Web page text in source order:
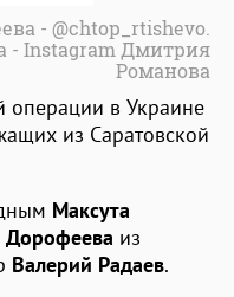
- @chtop_rtishevo.
- Instagram Дмитрия
Романова
операции в Украине
из Саратовской
Максута
Дорофеева из
Валерий Радаев.